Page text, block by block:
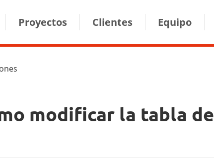
Proyectos Clientes Equipo
modificar la tabla de